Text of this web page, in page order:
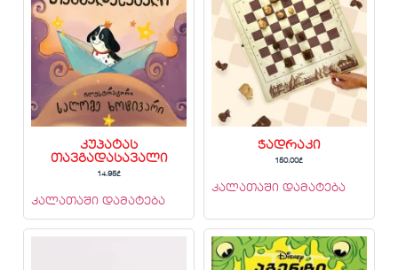
კუპატას
თავგადასავალი
14.95₾
კალათაში დამატება
ჭადრაკი
150.00₾
კალათაში დამატება